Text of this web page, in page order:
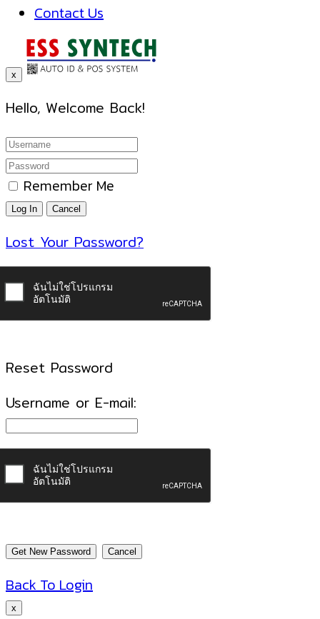
Contact Us
x
Hello, Welcome Back!
Remember Me
Lost Your Password?
Reset Password
Username or E-mail:
Back To Login
x